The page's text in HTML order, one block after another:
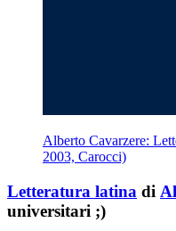
Alberto Cavarzere:
2003, Carocci)
Letteratura latina di
universitari ;)